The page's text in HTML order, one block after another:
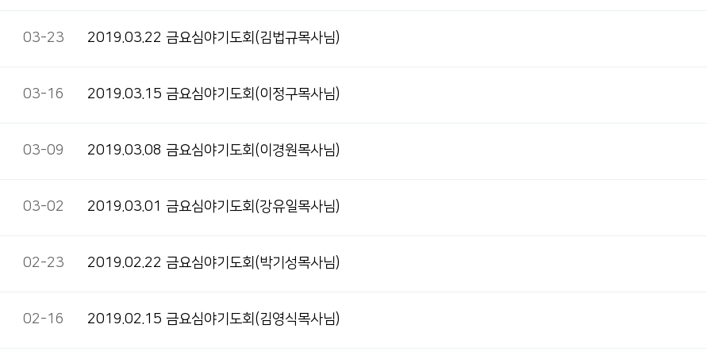
03-23 2019.03.22 금요심야기도회(김법규목사님)
03-16 2019.03.15 금요심야기도회(이정구목사님)
03-09 2019.03.08 금요심야기도회(이경원목사님)
03-02 2019.03.01 금요심야기도회(강유일목사님)
02-23 2019.02.22 금요심야기도회(박기성목사님)
02-16 2019.02.15 금요심야기도회(김영식목사님)